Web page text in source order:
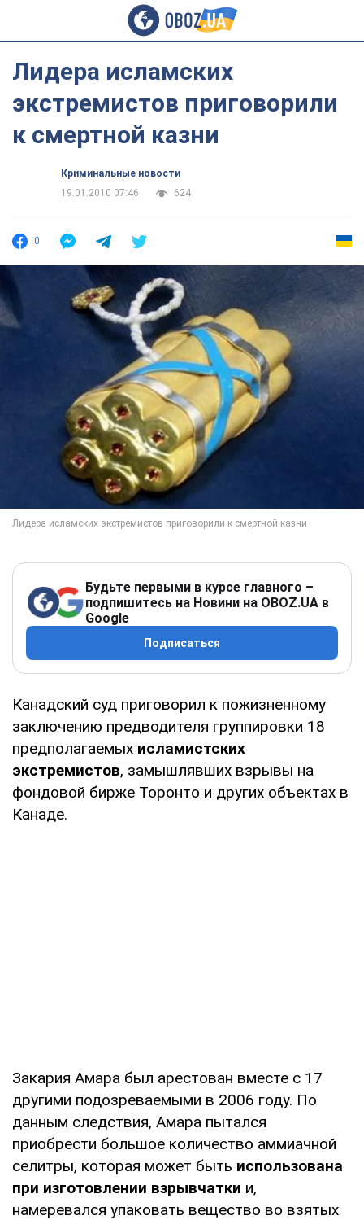
Лидера исламских
экстремистов приговорили
к смертной казни
Криминальные новости
19.01.2010 07:46
624
0
Будьте первыми в курсе главного –
подпишитесь на Новини на OBOZ.UA в
Google
Подписаться
Канадский суд приговорил к пожизненному
заключению предводителя группировки 18
предполагаемых исламистских
экстремистов, замышлявших взрывы на
фондовой бирже Торонто и других объектах в
Канаде.
Закария Амара был арестован вместе с 17
другими подозреваемыми в 2006 году. По
данным следствия, Амара пытался
приобрести большое количество аммиачной
селитры, которая может быть использована
при изготовлении взрывчатки и,
намеревался упаковать вещество во взятых